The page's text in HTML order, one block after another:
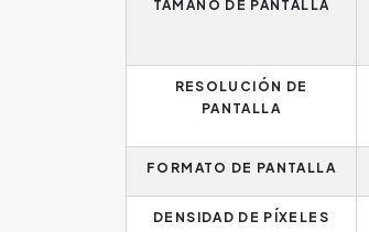
TAMAÑO DE PANTALLA
RESOLUCIÓN DE
PANTALLA
FORMATO DE PANTALLA
DENSIDAD DE PÍXELES